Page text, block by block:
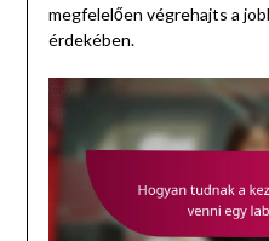
megfelelően végrehajts a
érdekében.